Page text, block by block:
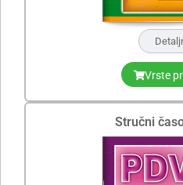
Vrste
Stručni